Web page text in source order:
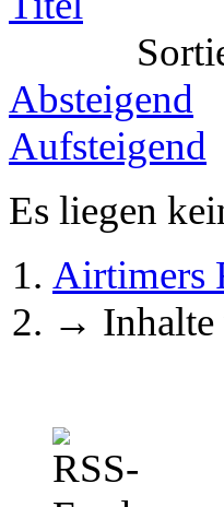
Absteigend
Aufsteigend
Es liegen
Airtimers
→